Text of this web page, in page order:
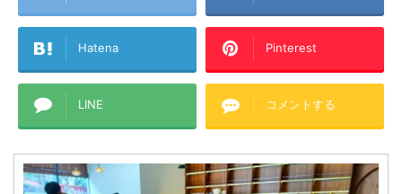
Hatena Pinterest
LINE コメントする